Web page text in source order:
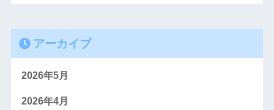
アーカイブ
2026年5月
2026年4月